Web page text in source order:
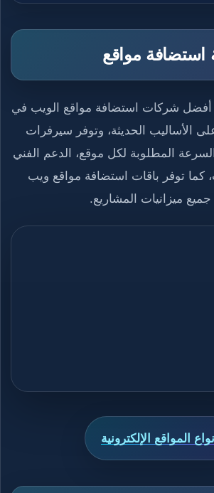
مواقع
شركات استضافة مواقع الويب في
الأساليب الحديثة، وتوفر سيرفرات
المطلوبة لكل موقع، الدعم الفني
كما توفر باقات استضافة مواقع ويب
ميزانيات المشاريع.
أنواع المواقع الإلكترونية